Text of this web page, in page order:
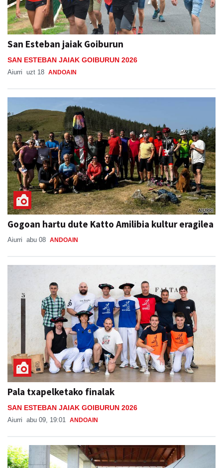
San Esteban jaiak Goiburun
SAN ESTEBAN JAIAK GOIBURUN 2026
Aiurri uzt 18 ANDOAIN
Gogoan hartu dute Katto Amilibia kultur eragilea
Aiurri abu 08 ANDOAIN
Pala txapelketako finalak
SAN ESTEBAN JAIAK GOIBURUN 2026
Aiurri abu 09, 19:01 ANDOAIN